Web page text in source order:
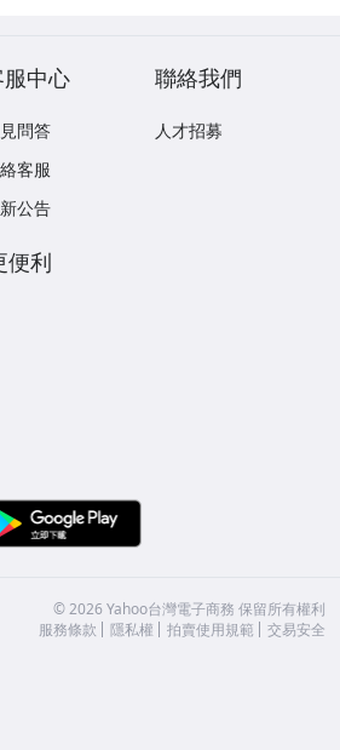
中心
問答
客服
公告
聯絡我們
人才招募
便利
Store
©2026 Yahoo台灣電子商務 保留所有權利
服務條款
隱私權 拍賣使用規範 交易安全